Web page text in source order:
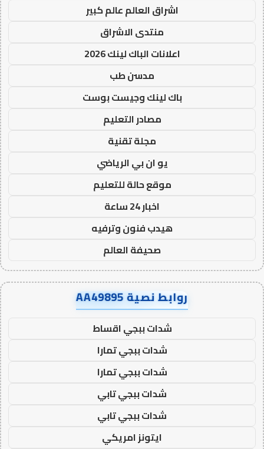
اشراق العالم عالم كبير
منتدى الاشراق
اعلانات الباك لينك 2026
مدسن طب
باك لينك وجيست بوست
مصادر التعليم
مجلة تقنية
يو ان بي الرياضي
موقع حالة للتعليم
اخبار 24 ساعة
هيدب فنون وترفيه
صحيفة العالم
روابط نصية AA49895
شدات ببجي اقساط
شدات ببجي تمارا
شدات ببجي تمارا
شدات ببجي تابي
شدات ببجي تابي
ايتونز امريكي